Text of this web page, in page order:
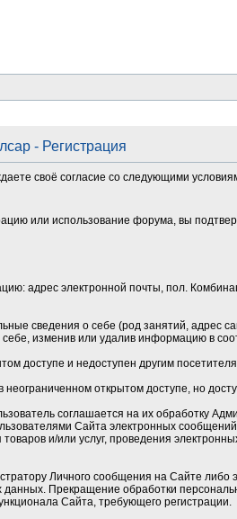
- Регистрация
своё согласие со следующими
или использование форума, вы
адрес электронной почты, пол.
сведения о себе (род занятий, адрес
изменив или удалив информацию в
доступе и недоступен другим
открытом доступе, но
соглашается на их обработку
Сайта электронных
и/или услуг, проведения
Личного сообщения на Сайте либо
Прекращение обработки
Сайта, требующего регистрации.